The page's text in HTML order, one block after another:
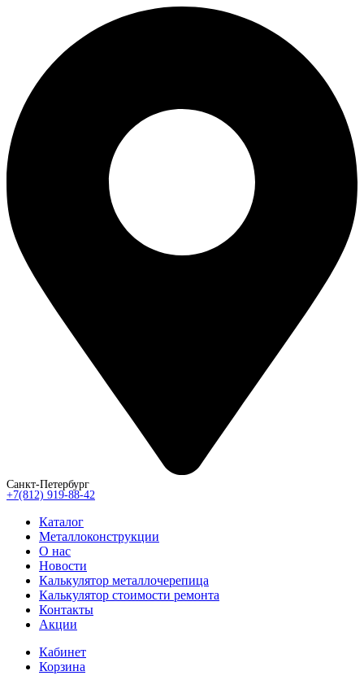
Санкт-Петербург
+7(812) 919-88-42
Каталог
Металлоконструкции
О нас
Новости
Калькулятор металлочерепица
Калькулятор стоимости ремонта
Контакты
Акции
Кабинет
Корзина